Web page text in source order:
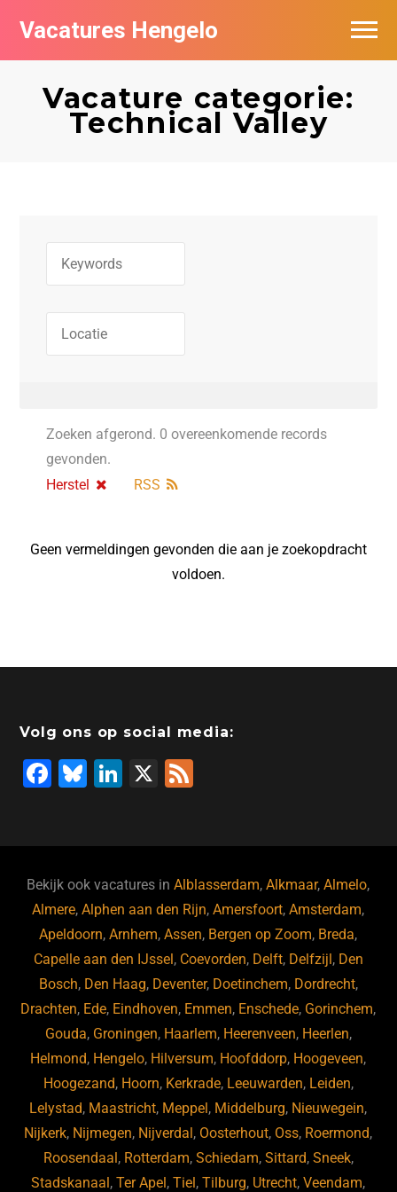
Vacatures Hengelo
Vacature categorie:
Technical Valley
Zoeken afgerond. 0 overeenkomende records
gevonden.
Herstel
RSS
Geen vermeldingen gevonden die aan je zoekopdracht
voldoen.
Volg ons op social media:
F
b
o
o
k
Bl
ky
Li
dI
n
X
Bekijk ook vacatures inAlblasserdam,Alkmaar,Almelo,
Almere,Alphen aan den Rijn,Amersfoort,Amsterdam,
Apeldoorn,Arnhem,Assen, Bergen op Zoom, Breda,
Capelle aan den IJssel , Coevorden, Delft, Delfzijl , Den
Bosch, Den Haag, Deventer, Doetinchem, Dordrecht,
Drachten, Ede, Eindhoven, Emmen, Enschede, Gorinchem,
Gouda, Groningen, Haarlem, Heerenveen, Heerlen,
Helmond, Hengelo, Hilversum, Hoofddorp, Hoogeveen,
Hoogezand, Hoorn, Kerkrade, Leeuwarden, Leiden,
Lelystad, Maastricht, Meppel , Middelburg, Nieuwegein,
Nijkerk, Nijmegen, Nijverdal , Oosterhout, Oss, Roermond,
Roosendaal , Rotterdam, Schiedam, Sittard, Sneek,
Stadskanaal ,Ter Apel ,Tiel ,Tilburg, Utrecht,Veendam,
Vacatures per bedrijf in Hengelo
Populair